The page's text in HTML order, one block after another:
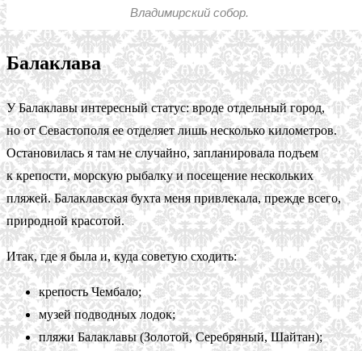
Владимирский собор.
Балаклава
У Балаклавы интересный статус: вроде отдельный город,
но от Севастополя ее отделяет лишь несколько километров.
Остановилась я там не случайно, запланировала подъем
к крепости, морскую рыбалку и посещение нескольких
пляжей. Балаклавская бухта меня привлекала, прежде всего,
природной красотой.
Итак, где я была и, куда советую сходить:
крепость Чембало;
музей подводных лодок;
пляжи Балаклавы (Золотой, Серебряный, Шайтан);